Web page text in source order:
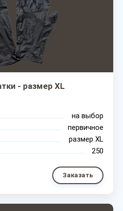
- размер XL
на выбор
первичное
размер XL
250
Заказать